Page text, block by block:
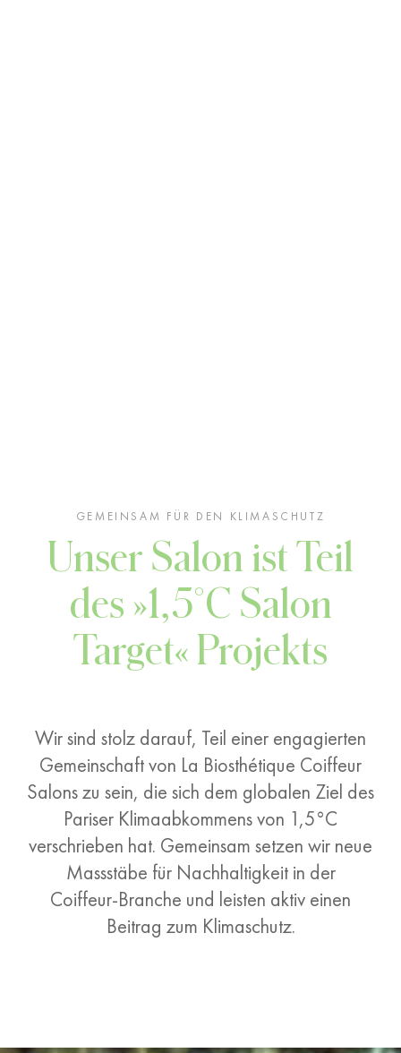
GEMEINSAM FÜR DEN KLIMASCHUTZ
Unser Salon ist Teil
des »1,5°C Salon
Target« Projekts
Wir sind stolz darauf, Teil einer engagierten
Gemeinschaft von La Biosthétique Coiffeur
Salons zu sein, die sich dem globalen Ziel des
Pariser Klimaabkommens von 1,5°C
verschrieben hat. Gemeinsam setzen wir neue
Massstäbe für Nachhaltigkeit in der
Coiffeur-Branche und leisten aktiv einen
Beitrag zum Klimaschutz.